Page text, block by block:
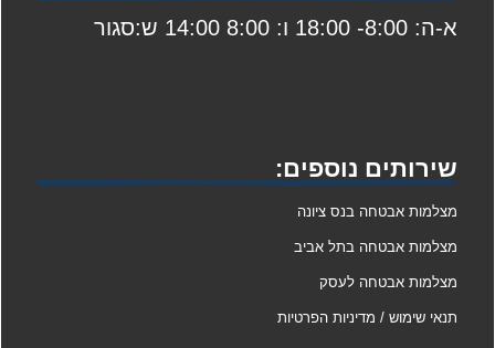
א-ה: 8:00- 18:00 ו: 8:00 14:00 ש:סגור
שירותים נוספים:
מצלמות אבטחה בנס ציונה
מצלמות אבטחה בתל אביב
מצלמות אבטחה לעסק
תנאי שימוש / מדיניות הפרטיות